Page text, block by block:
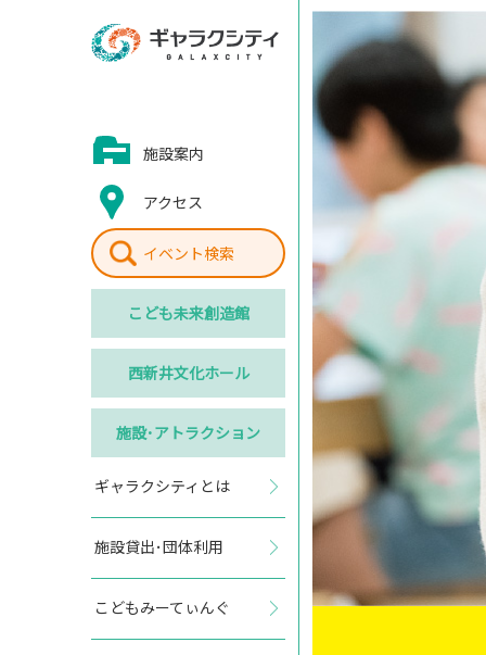
施設案内
アクセス
イベント検索
こども未来創造館
西新井文化ホール
施設･アトラクション
ギャラクシティとは
施設貸出･団体利用
こどもみーてぃんぐ